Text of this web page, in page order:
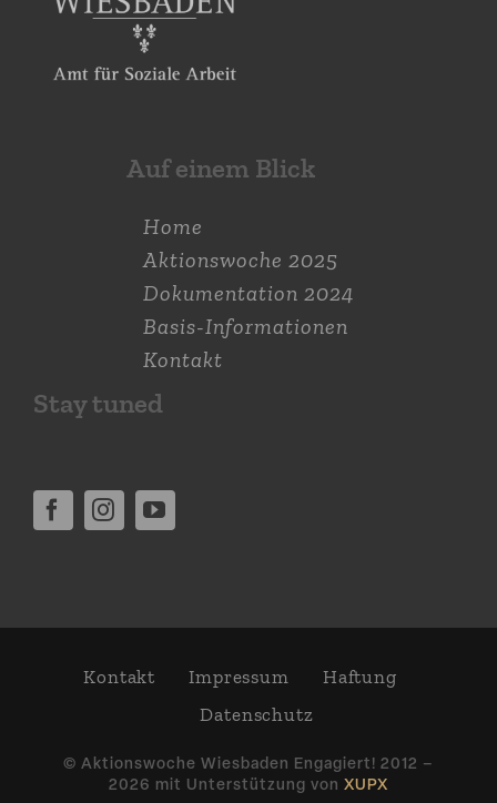
Auf einem Blick
Home
Aktions­woche 2025
Dokumen­tation 2024
Basis-Informationen
Kontakt
Stay tuned
Kontakt Impressum
Haftung
Daten­schutz
© Aktions­woche Wiesbaden Engagiert! 2012 –
2026 mit Unter­stützung von XUPX